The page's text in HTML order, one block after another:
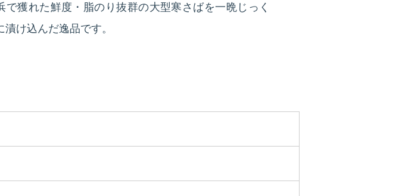
で獲れた鮮度・脂のり抜群の大型寒さばを一晩じっく
漬け込んだ逸品です。